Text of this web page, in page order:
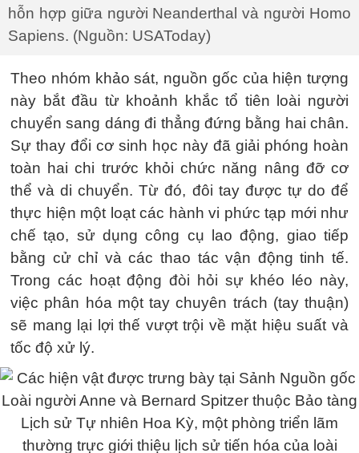
hỗn hợp giữa người Neanderthal và người Homo
Sapiens. (Nguồn: USAToday)
Theo nhóm khảo sát, nguồn gốc của hiện tượng
này bắt đầu từ khoảnh khắc tổ tiên loài người
chuyển sang dáng đi thẳng đứng bằng hai chân.
Sự thay đổi cơ sinh học này đã giải phóng hoàn
toàn hai chi trước khỏi chức năng nâng đỡ cơ
thể và di chuyển. Từ đó, đôi tay được tự do để
thực hiện một loạt các hành vi phức tạp mới như
chế tạo, sử dụng công cụ lao động, giao tiếp
bằng cử chỉ và các thao tác vận động tinh tế.
Trong các hoạt động đòi hỏi sự khéo léo này,
việc phân hóa một tay chuyên trách (tay thuận)
sẽ mang lại lợi thế vượt trội về mặt hiệu suất và
tốc độ xử lý.